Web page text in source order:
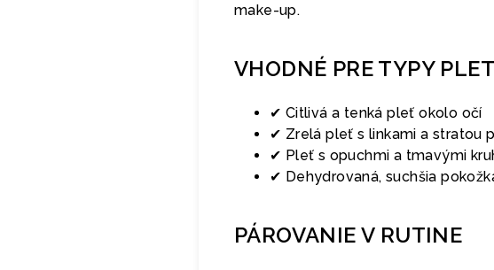
make-up.
VHODNÉ PRE TYPY
✔ Citlivá a tenká pleť okolo očí
✔ Zrelá pleť s linkami a stratou
✔ Pleť s opuchmi a tmavými
✔ Dehydrovaná, suchšia
PÁROVANIE V RUTINE